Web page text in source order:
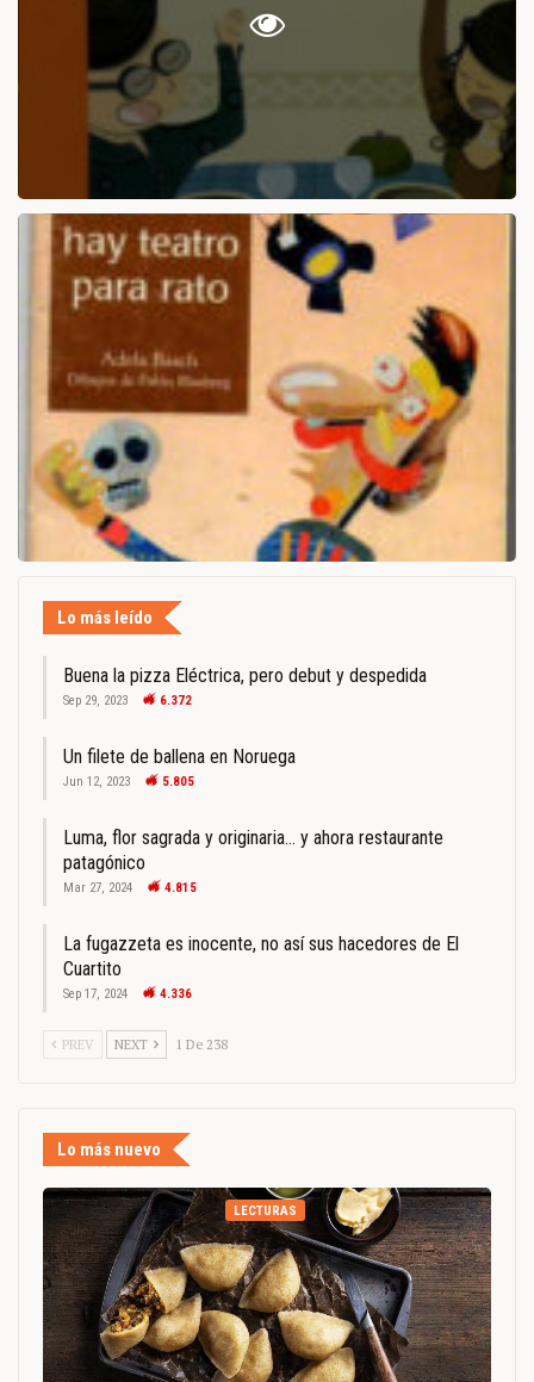
Lo más leído
Buena la pizza Eléctrica, pero debut y despedida
Sep 29, 2023 6.372
Un filete de ballena en Noruega
Jun 12, 2023 5.805
Luma, flor sagrada y originaria… y ahora restaurante
patagónico
Mar 27, 2024 4.815
La fugazzeta es inocente, no así sus hacedores de El
Cuartito
Sep 17, 2024 4.336
PREV NEXT 1 De 238
Lo más nuevo
LECTURAS